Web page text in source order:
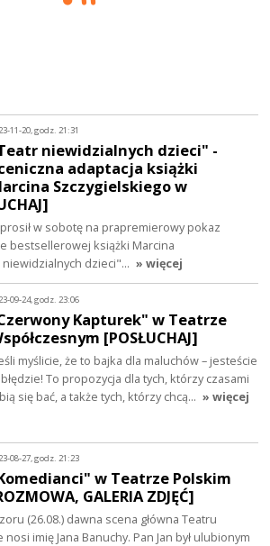
11-20, godz. 21:31
niewidzialnych dzieci" -
adaptacja książki
Szczygielskiego w
w sobotę na prapremierowy pokaz
bestsellerowej książki Marcina
dzieci"… » więcej
09-24, godz. 23:06
Kapturek" w Teatrze
[POSŁUCHAJ]
myślicie, że to bajka dla maluchów – jesteście
To propozycja dla tych, którzy czasami
się bać, a także tych, którzy chcą… » więcej
08-27, godz. 21:23
w Teatrze Polskim
GALERIA ZDJĘĆ]
(26.08.) dawna scena główna Teatru
imię Jana Banuchy. Pan Jan był ulubionym